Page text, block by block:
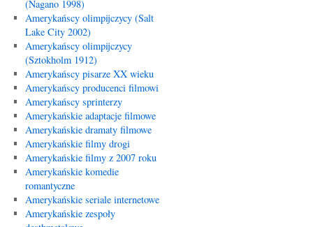
(Nagano 1998)
Amerykańscy olimpijczycy (Salt
Lake City 2002)
Amerykańscy olimpijczycy
(Sztokholm 1912)
Amerykańscy pisarze XX wieku
Amerykańscy producenci filmowi
Amerykańscy sprinterzy
Amerykańskie adaptacje filmowe
Amerykańskie dramaty filmowe
Amerykańskie filmy drogi
Amerykańskie filmy z 2007 roku
Amerykańskie komedie
romantyczne
Amerykańskie seriale internetowe
Amerykańskie zespoły